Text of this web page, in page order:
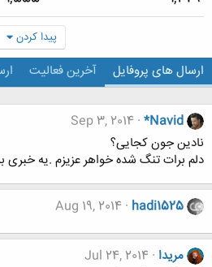
پیدا کردن
ارسال های پروفایل آخرین فعالیت
*Navid
Sep 3, 2014
نادین جون کجایی؟
دلم برات تنگ شده خواهر عزیزم .یه خبری
hadi1525
Aug 19, 2014
مریدا Jul 24, 2014